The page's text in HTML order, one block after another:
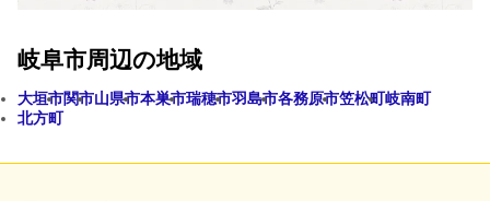
岐阜市周辺の地域
大垣市関市山県市本巣市瑞穂市羽島市各務原市笠松町岐南町
北方町